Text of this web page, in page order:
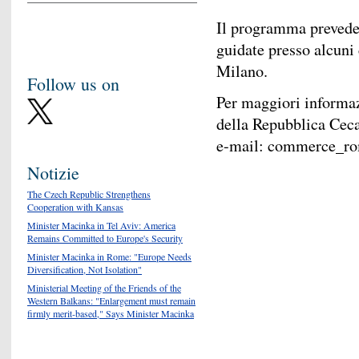
Il programma
guidate presso
Milano.
Per maggiori
della Repubblica
e-mail:
Follow us on
Notizie
The Czech Republic Strengthens
Cooperation with Kansas
Minister Macinka in Tel Aviv: America
Remains Committed to Europe's Security
Minister Macinka in Rome: "Europe Needs
Diversification, Not Isolation"
Ministerial Meeting of the Friends of the
Western Balkans: "Enlargement must remain
firmly merit-based," Says Minister Macinka